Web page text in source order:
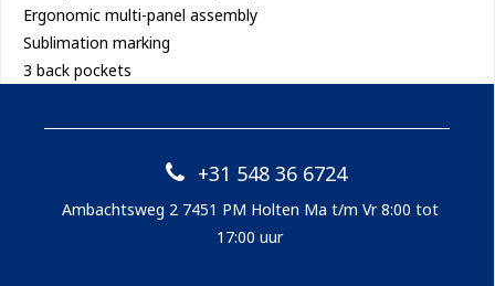
Ergonomic multi-panel assembly
Sublimation marking
3 back pockets
+31 548 36 6724
Ambachtsweg 2 7451 PM Holten Ma t/m Vr 8:00 tot
17:00 uur